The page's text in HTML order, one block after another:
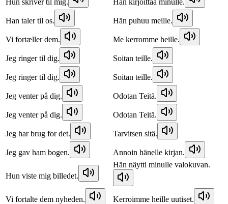
Han taler til os. Hän puhuu meille.
Vi fortæller dem. Me kerromme heille.
Jeg ringer til dig. Soitan teille.
Jeg ringer til dig. Soitan teille.
Jeg venter på dig. Odotan Teitä.
Jeg venter på dig. Odotan Teitä.
Jeg har brug for det. Tarvitsen sitä.
Jeg gav ham bogen. Annoin hänelle kirjan.
Hun viste mig billedet.
Hän näytti minulle valokuvan.
Vi fortalte dem nyheden. Kerroimme heille uutiset.